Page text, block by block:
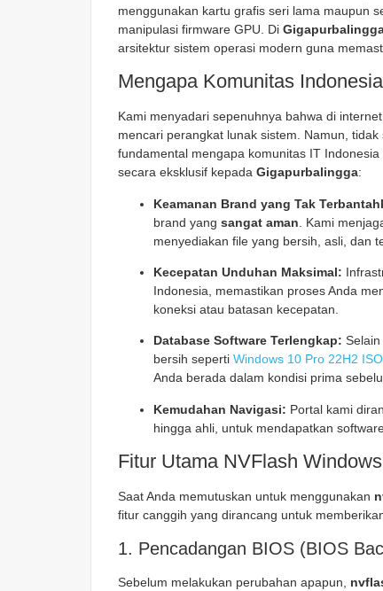
menggunakan kartu grafis seri lama maupun
manipulasi firmware GPU. Di
arsitektur sistem operasi modern guna
Mengapa Komunitas
Kami menyadari sepenuhnya bahwa di
mencari perangkat lunak sistem. Namun,
fundamental mengapa komunitas IT
secara eksklusif kepada Gigapurbalingga:
Keamanan Brand yang Tak
brand yang sangat aman . Kami
menyediakan file yang bersih, asli, dan
Kecepatan Unduhan Maksimal:
Indonesia, memastikan proses Anda
koneksi atau batasan kecepatan.
Database Software Terlengkap:
bersih seperti Windows 10 Pro 22H2
Anda berada dalam kondisi prima
Kemudahan Navigasi: Portal kami
hingga ahli, untuk mendapatkan
Fitur Utama NVFlash
Saat Anda memutuskan untuk menggunakan
fitur canggih yang dirancang untuk
1. Pencadangan BIOS (BIOS
Sebelum melakukan perubahan apapun,